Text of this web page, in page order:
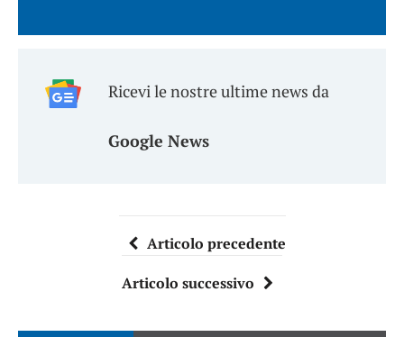
Ricevi le nostre ultime news da
Google News
Articolo precedente
Articolo successivo